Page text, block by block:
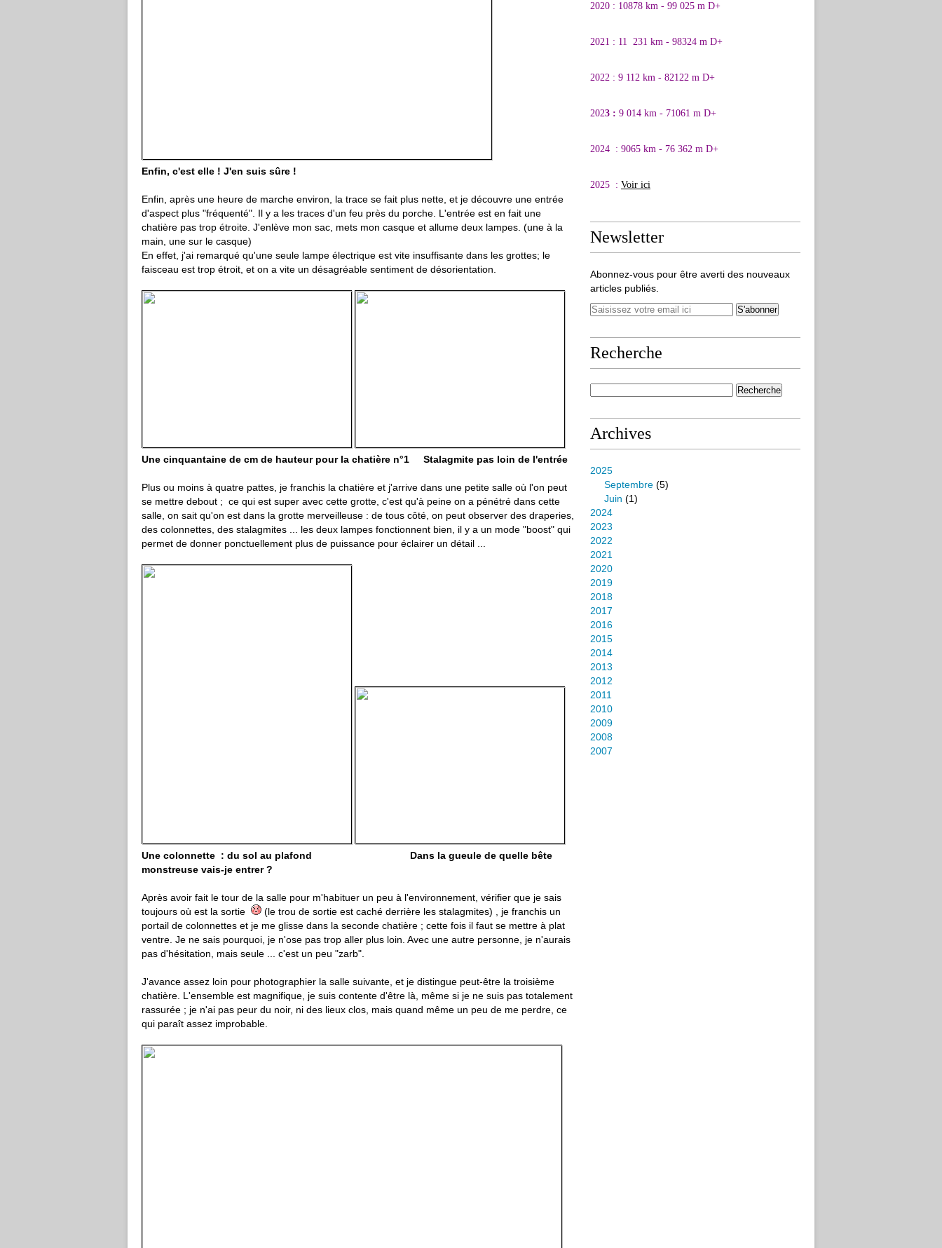
Enfin, c'est elle ! J'en suis sûre !
Enfin, après une heure de marche environ, la trace se fait plus nette, et je découvre une entrée
d'aspect plus "fréquenté". Il y a les traces d'un feu près du porche. L'entrée est en fait une
chatière pas trop étroite. J'enlève mon sac, mets mon casque et allume deux lampes. (une à la
main, une sur le casque)
En effet, j'ai remarqué qu'une seule lampe électrique est vite insuffisante dans les grottes; le
faisceau est trop étroit, et on a vite un désagréable sentiment de désorientation.
Une cinquantaine de cm de hauteur pour la chatière n°1 Stalagmite pas loin de l'entrée
Plus ou moins à quatre pattes, je franchis la chatière et j'arrive dans une petite salle où l'on peut
se mettre debout ; ce qui est super avec cette grotte, c'est qu'à peine on a pénétré dans cette
salle, on sait qu'on est dans la grotte merveilleuse : de tous côté, on peut observer des draperies,
des colonnettes, des stalagmites ... les deux lampes fonctionnent bien, il y a un mode "boost" qui
permet de donner ponctuellement plus de puissance pour éclairer un détail ...
Une colonnette : du sol au plafond Dans la gueule de quelle bête
monstreuse vais-je entrer ?
Après avoir fait le tour de la salle pour m'habituer un peu à l'environnement, vérifier que je sais
toujours où est la sortie
(le trou de sortie est caché derrière les stalagmites) , je franchis un
portail de colonnettes et je me glisse dans la seconde chatière ; cette fois il faut se mettre à plat
ventre. Je ne sais pourquoi, je n'ose pas trop aller plus loin. Avec une autre personne, je n'aurais
pas d'hésitation, mais seule ... c'est un peu "zarb".
J'avance assez loin pour photographier la salle suivante, et je distingue peut-être la troisième
chatière. L'ensemble est magnifique, je suis contente d'être là, même si je ne suis pas totalement
rassurée ; je n'ai pas peur du noir, ni des lieux clos, mais quand même un peu de me perdre, ce
qui paraît assez improbable.
2020 : 10878 km - 99 025 m D+
2021 : 11 231 km - 98324 m D+
2022 : 9 112 km - 82122 m D+
2023 : 9 014 km - 71061 m D+
2024 : 9065 km - 76 362 m D+
2025 : Voir ici
Newsletter
Abonnez-vous pour être averti des nouveaux
articles publiés.
Recherche
Archives
2025
Septembre (5)
Juin (1)
2024
2023
2022
2021
2020
2019
2018
2017
2016
2015
2014
2013
2012
2011
2010
2009
2008
2007